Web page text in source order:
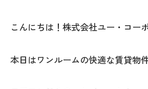
こんにちは！株式会社ユー・コー
本日はワンルームの快適な賃貸物